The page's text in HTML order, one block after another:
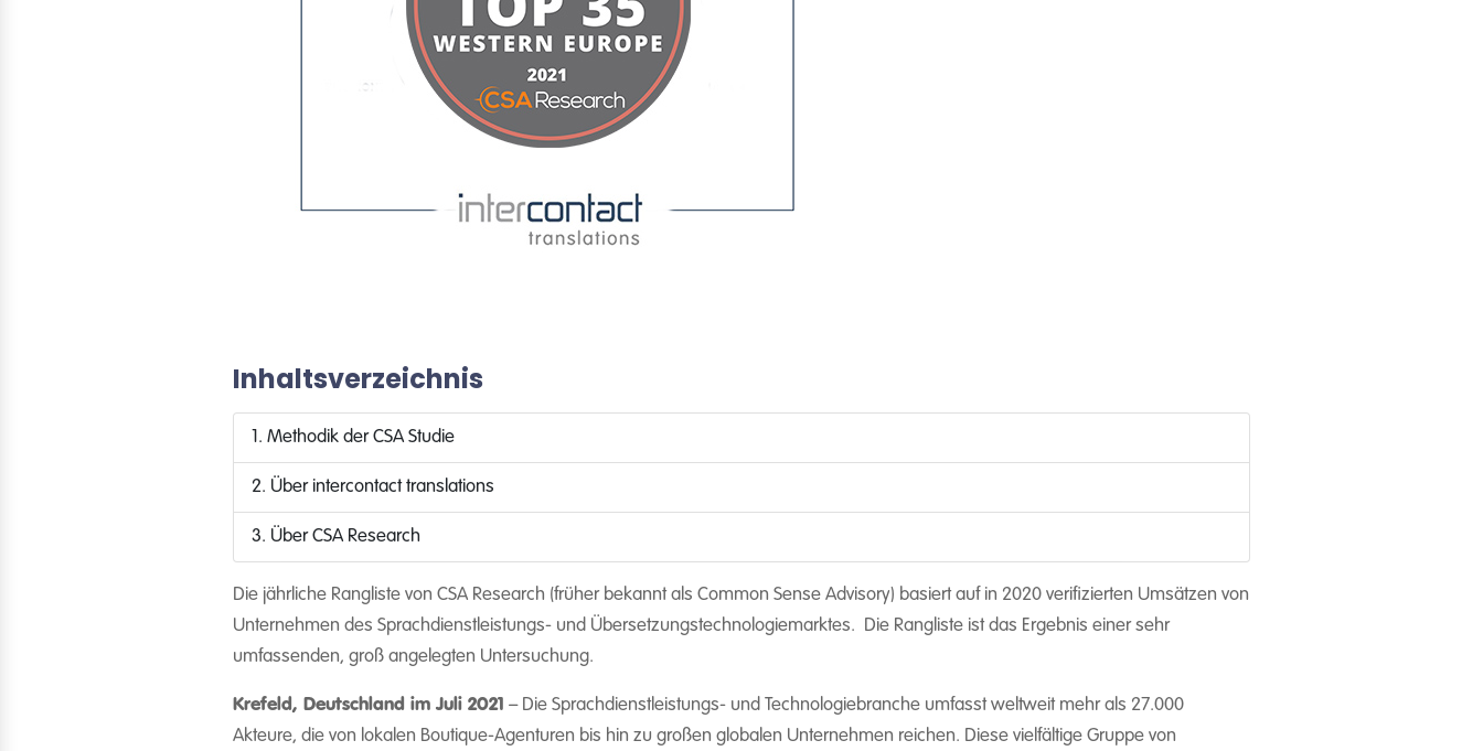
Inhaltsverzeichnis
1. Methodik der CSA Studie
2. Über intercontact translations
3. Über CSA Research
Die jährliche Rangliste von CSA Research (früher bekannt als Common Sense Advisory) basiert auf in 2020 verifizierten Umsätzen von
Unternehmen des Sprachdienstleistungs- und Übersetzungstechnologiemarktes. Die Rangliste ist das Ergebnis einer sehr
umfassenden, groß angelegten Untersuchung.
Krefeld, Deutschland im Juli 2021 – Die Sprachdienstleistungs- und Technologiebranche umfasst weltweit mehr als 27.000
Akteure, die von lokalen Boutique-Agenturen bis hin zu großen globalen Unternehmen reichen. Diese vielfältige Gruppe von